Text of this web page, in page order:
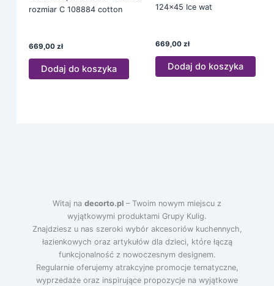
rozmiar C 108884 cotton
669,00 zł
Dodaj do koszyka
124×45 Ice wat
669,00 zł
Dodaj do koszyka
Witaj na decorto.pl – Twoim nowym miejscu z
wyjątkowymi produktami Grupy Kulig.
Znajdziesz u nas szeroki wybór akcesoriów kuchennych,
łazienkowych oraz artykułów dla dzieci, które łączą
funkcjonalność z nowoczesnym designem.
Regularnie oferujemy atrakcyjne promocje tematyczne,
wyprzedaże oraz inspirujące propozycje na wyjątkowe